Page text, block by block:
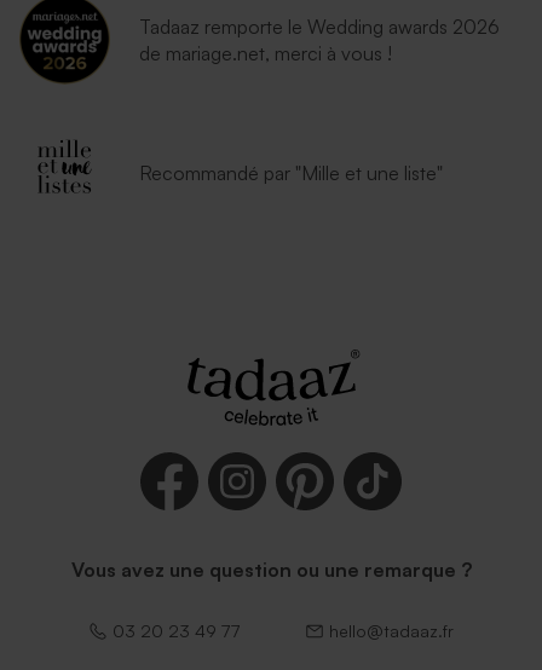
Tadaaz remporte le Wedding awards 2026
de mariage.net, merci à vous !
Recommandé par "Mille et une liste"
Vous avez une question ou une remarque ?
03 20 23 49 77 hello@tadaaz.fr